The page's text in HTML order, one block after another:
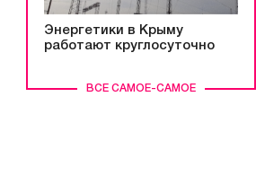
ВСЕ САМОЕ-САМОЕ
Энергетики в Крыму
работают круглосуточно